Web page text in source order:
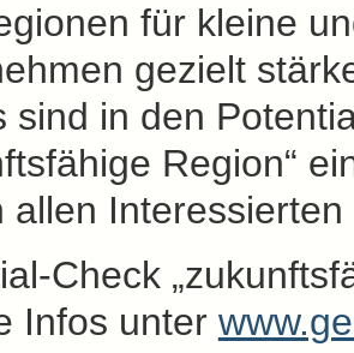
für kleine
gezielt
sind in den
Region“
allen
Check
Infos unter